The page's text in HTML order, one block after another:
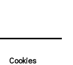
Cookies